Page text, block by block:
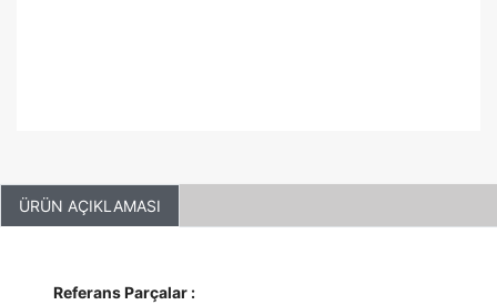
ÜRÜN AÇIKLAMASI
Referans Parçalar :